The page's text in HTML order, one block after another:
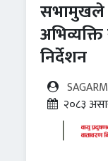
सभामुखले
निर्देशन
२०८३